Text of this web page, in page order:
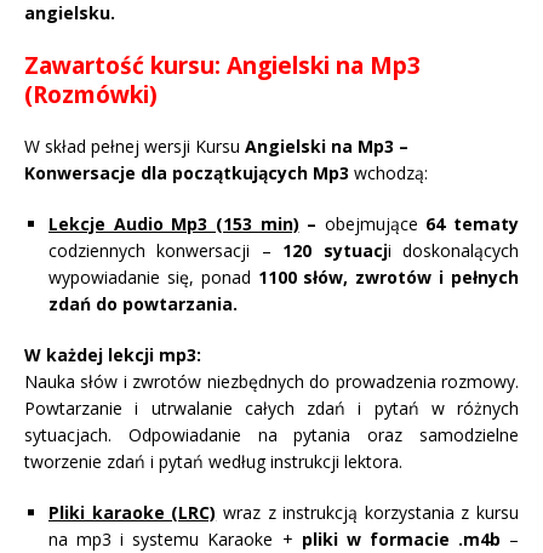
angielsku.
Zawartość kursu: Angielski na Mp3
(Rozmówki)
W skład pełnej wersji Kursu Angielski na Mp3 –
Konwersacje dla początkujących Mp3 wchodzą:
Lekcje Audio Mp3 (153 min) – obejmujące 64 tematy
codziennych konwersacji – 120 sytuacji doskonalących
wypowiadanie się, ponad 1100 słów, zwrotów i pełnych
zdań do powtarzania.
W każdej lekcji mp3:
Nauka słów i zwrotów niezbędnych do prowadzenia rozmowy.
Powtarzanie i utrwalanie całych zdań i pytań w różnych
sytuacjach. Odpowiadanie na pytania oraz samodzielne
tworzenie zdań i pytań według instrukcji lektora.
Pliki karaoke (LRC) wraz z instrukcją korzystania z kursu
na mp3 i systemu Karaoke + pliki w formacie .m4b –